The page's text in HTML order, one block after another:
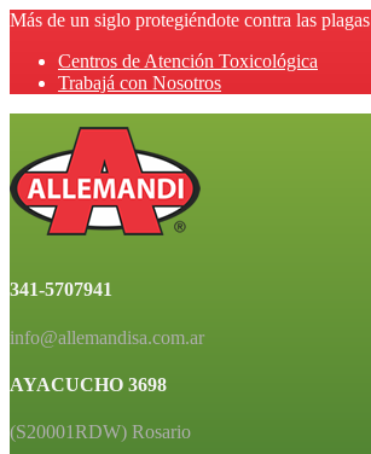
Más de un siglo protegiéndote contra las plagas
Centros de Atención Toxicológica
Trabajá con Nosotros
341-5707941
info@allemandisa.com.ar
AYACUCHO 3698
(S20001RDW) Rosario